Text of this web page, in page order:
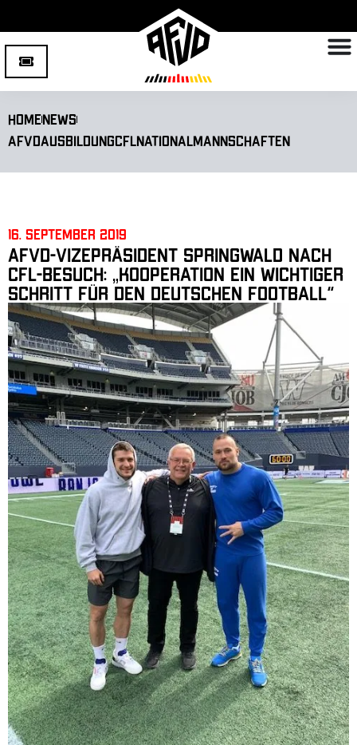
HomeNews
AFVDAusbildungCFLNationalmannschaften
16. September 2019
AFVD-Vizepräsident Springwald nach
CFL-Besuch: „Kooperation ein wichtiger
Schritt für den deutschen Football“